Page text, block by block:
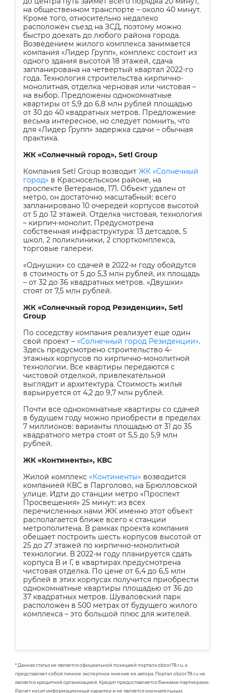
на общественном транспорте – около 40 минут.
Кроме того, относительно недалеко
расположен съезд на ЗСД, поэтому можно
быстро доехать до любого района города.
Возведением жилого комплекса занимается
компания «Лидер Групп», комплекс состоит из
одного здания высотой 18 этажей, сдача
запланирована на четвертый квартал 2022-го
года. Технология строительства кирпично-
монолитная, отделка черновая или чистовая –
на выбор. Предложены однокомнатные
квартиры от 5,9 до 6,8 млн рублей площадью
от 30 до 40 квадратных метров. Предложение
весьма интересное, но следует помнить, что
для «Лидер Групп» задержка сдачи – обычная
практика.
ЖК «Солнечный город», Setl Group
Компания Setl Group возводит ЖК «Солнечный
город» в Красносельском районе, на
проспекте Ветеранов, 171. Объект удален от
метро, он достаточно масштабный: всего
запланировано 10 очередей корпусов высотой
от 5 до 12 этажей. Отделка чистовая, технология
– кирпич-монолит. Предусмотрена
собственная инфраструктура: 13 детсадов, 5
школ, 2 поликлиники, 2 спорткомплекса,
торговые галереи.
«Однушки» со сдачей в 2022-м году обойдутся
в стоимость от 5 до 5,3 млн рублей, их площадь
– от 32 до 36 квадратных метров. «Двушки»
стоят от 7,5 млн рублей.
ЖК «Солнечный город Резиденции», Setl
Group
По соседству компания реализует еще один
свой проект – «Солнечный город Резиденции».
Здесь предусмотрено строительство 4-
этажных корпусов по кирпично-монолитной
технологии. Все квартиры передаются с
чистовой отделкой, привлекательной
выглядит и архитектура. Стоимость жилья
варьируется от 4,2 до 9,7 млн рублей.
Почти все однокомнатные квартиры со сдачей
в будущем году можно приобрести в пределах
7 миллионов: варианты площадью от 31 до 35
квадратного метра стоят от 5,5 до 5,9 млн
рублей.
ЖК «Континенты», КВС
Жилой комплекс «Континенты» возводится
компанией КВС в Парголово, на Брюлловской
улице. Идти до станции метро «Проспект
Просвещения» 25 минут: из всех
перечисленных нами ЖК именно этот объект
располагается ближе всего к станции
метрополитена. В рамках проекта компания
обещает построить шесть корпусов высотой от
25 до 27 этажей по кирпично-монолитной
технологии. В 2022-м году планируется сдать
корпуса В и Г, в квартирах предусмотрена
чистовая отделка. По цене от 6,4 до 6,5 млн
рублей в этих корпусах получится приобрести
однокомнатные квартиры площадью от 36 до
37 квадратных метров. Шуваловский парк
расположен в 500 метрах от будущего жилого
комплекса – это большой плюс для жителей.
* Данная статья не является официальной позицией портала obzor78.ru, а
представляет собой личное экспертное мнение ее автора. Портал obzor78.ru не
является кредитной организацией. Кредит предоставляется банками-партнерами.
Расчет носит информационный характер и не является окончательным.